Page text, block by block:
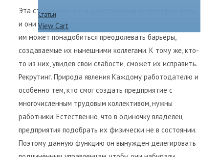
Статьи
View Cart
Эта статья полезна и действующим рекрутёрам, ведь
и они вновь могут оказаться соискателями вакансий, и
им может понадобиться преодолевать барьеры,
создаваемые их нынешними коллегами. К тому же, кто-
то из них, увидев свои слабости, сможет их исправить.
Рекрутинг. Природа явления Каждому работодателю и
особенно тем, кто смог создать предприятие с
многочисленным трудовым коллективом, нужны
работники. Естественно, что в одиночку владелец
предприятия подобрать их физически не в состоянии.
Поэтому данную функцию он вынужден делегировать